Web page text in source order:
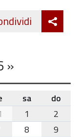
»
sa
do
1
2
8
9